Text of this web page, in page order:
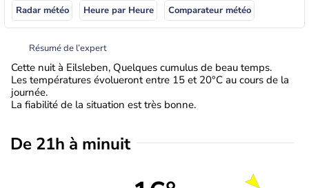
Radar météo Heure par Heure Comparateur météo
Résumé de l’expert
Cette nuit à Eilsleben, Quelques cumulus de beau temps.
Les températures évolueront entre 15 et 20°C au cours de la
journée.
La fiabilité de la situation est très bonne.
De 21h à minuit